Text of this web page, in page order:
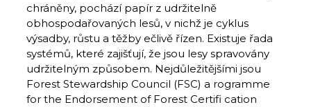
chráněny, pochází papír z udržitelně
obhospodařovaných lesů, v nichž je cyklus
výsadby, růstu a těžby ečlivě řízen. Existuje řada
systémů, které zajišťují, že jsou lesy spravovány
udržitelným způsobem. Nejdůležitějšími jsou
Forest Stewardship Council (FSC) a rogramme
for the Endorsement of Forest Certifi cation